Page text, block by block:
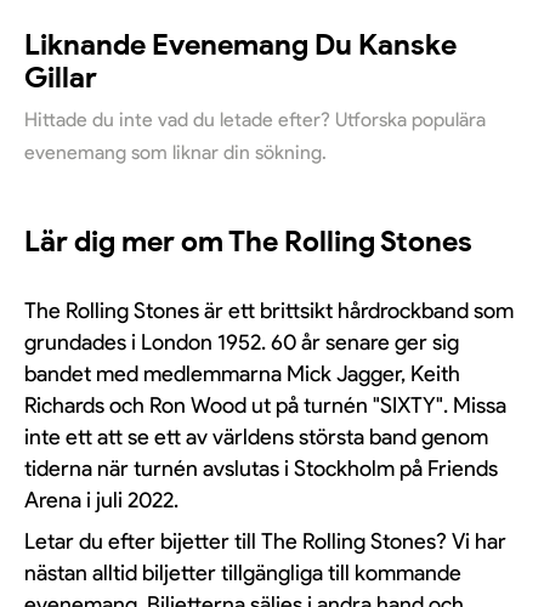
Liknande Evenemang Du Kanske
Gillar
Hittade du inte vad du letade efter? Utforska populära
evenemang som liknar din sökning.
Lär dig mer om The Rolling Stones
The Rolling Stones är ett brittsikt hårdrockband som
grundades i London 1952. 60 år senare ger sig
bandet med medlemmarna Mick Jagger, Keith
Richards och Ron Wood ut på turnén "SIXTY". Missa
inte ett att se ett av världens största band genom
tiderna när turnén avslutas i Stockholm på Friends
Arena i juli 2022.
Letar du efter bijetter till The Rolling Stones? Vi har
nästan alltid biljetter tillgängliga till kommande